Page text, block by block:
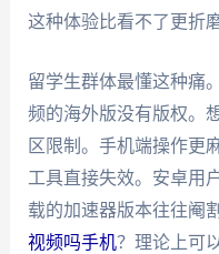
这种体验比看不了更折磨
留学生群体最懂这种痛
频的海外版没有版权。
区限制。手机端操作更
工具直接失效。安卓用
载的加速器版本往往阉
视频吗手机？理论上可